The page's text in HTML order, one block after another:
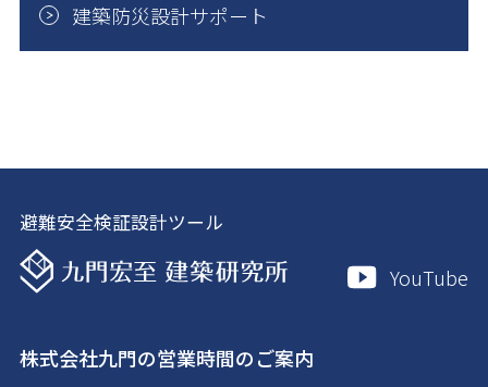
建築防災設計サポート
避難安全検証設計ツール
YouTube
株式会社九門の営業時間のご案内